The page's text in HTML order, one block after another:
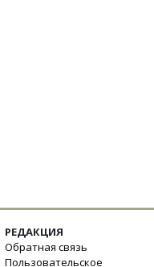
РЕДАКЦИЯ
Обратная связь
Пользовательское